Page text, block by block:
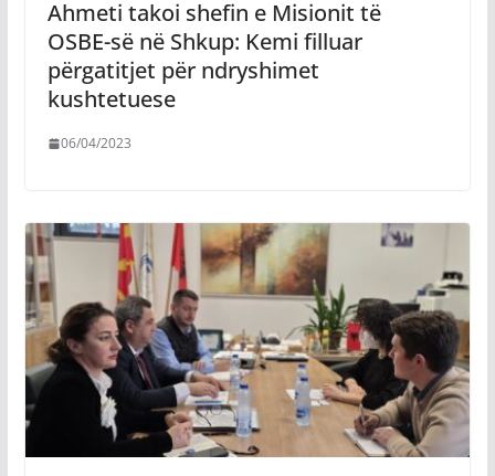
Ahmeti takoi shefin e Misionit të
OSBE-së në Shkup: Kemi filluar
përgatitjet për ndryshimet
kushtetuese
06/04/2023